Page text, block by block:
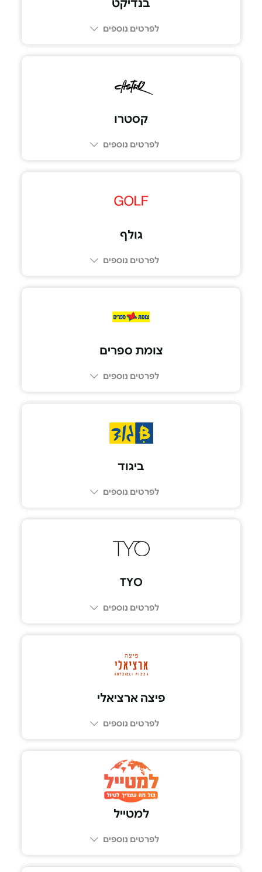
בנדיקט
לפרטים נוספים
קסטרו
לפרטים נוספים
גולף
לפרטים נוספים
צומת ספרים
לפרטים נוספים
ביגוד
לפרטים נוספים
TYO
לפרטים נוספים
פיצה ארציאלי
לפרטים נוספים
למטייל
לפרטים נוספים